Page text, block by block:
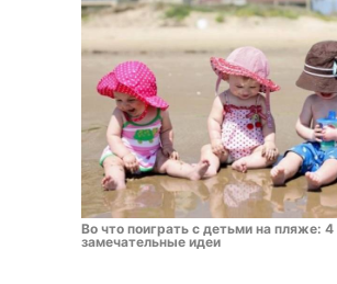
Во что поиграть с детьми на пляже: 4
замечательные идеи